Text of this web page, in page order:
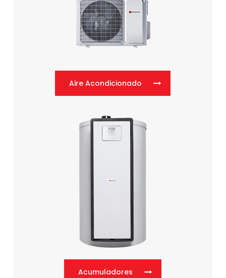
Aire Acondicionado
Acumuladores